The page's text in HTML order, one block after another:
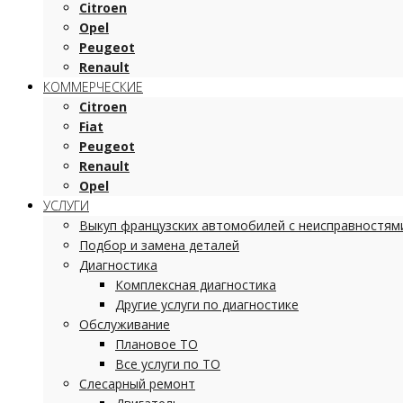
Citroen
Opel
Peugeot
Renault
КОММЕРЧЕСКИЕ
Citroen
Fiat
Peugeot
Renault
Opel
УСЛУГИ
Выкуп французских автомобилей с
Подбор и замена деталей
Диагностика
Комплексная диагностика
Другие услуги по диагностике
Обслуживание
Плановое ТО
Все услуги по ТО
Слесарный ремонт